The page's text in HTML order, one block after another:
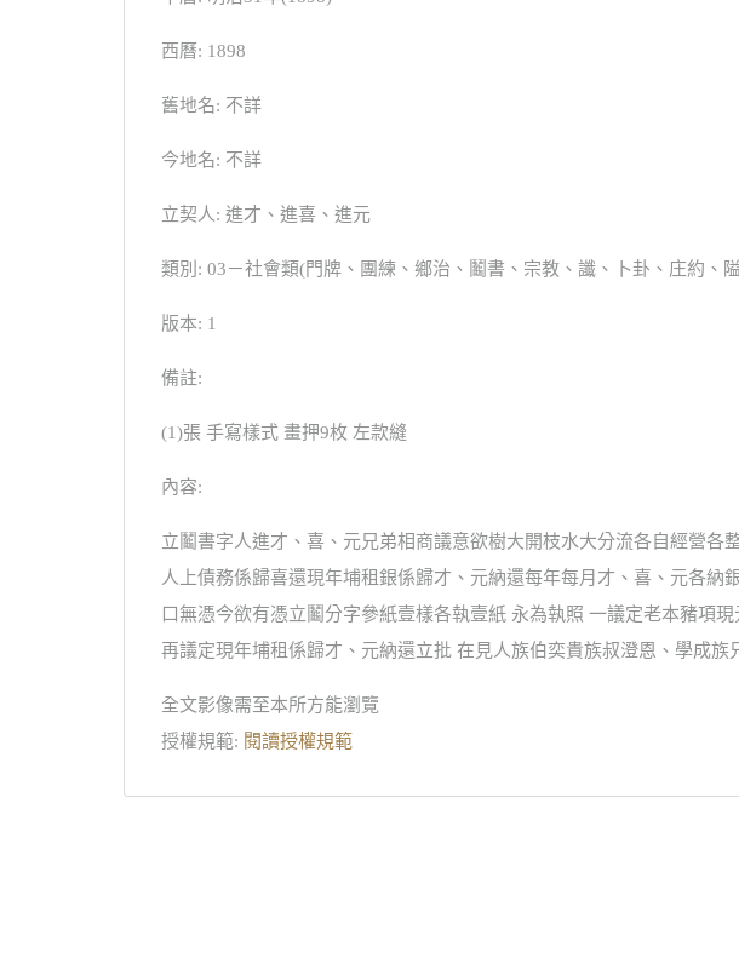
西曆: 1898
舊地名: 不詳
今地名: 不詳
立契人: 進才、進喜、進元
類別: 03－社會類(門牌、團練、鄉治、鬮書、宗教、讖、卜卦、庄約、
版本: 1
備註:
(1)張 手寫樣式 畫押9枚 左款縫
內容:
立鬮書字人進才、喜、元兄弟相商議意欲樹大開枝水大分流各自經營
人上債務係歸喜還現年埔租銀係歸才、元納還每年每月才、喜、元各
口無憑今欲有憑立鬮分字參紙壹樣各執壹紙 永為執照 一議定老本豬項
再議定現年埔租係歸才、元納還立批 在見人族伯奕貴族叔澄恩、學成
全文影像需至本所方能瀏覽
授權規範: 閱讀授權規範